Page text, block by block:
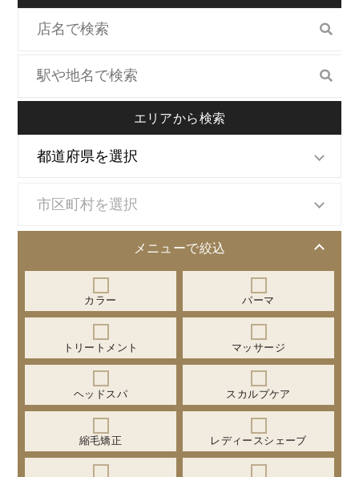
エリアから検索
メニューで絞込
カラー パーマ
トリートメント マッサージ
ヘッドスパ スカルプケア
縮毛矯正 レディースシェーブ